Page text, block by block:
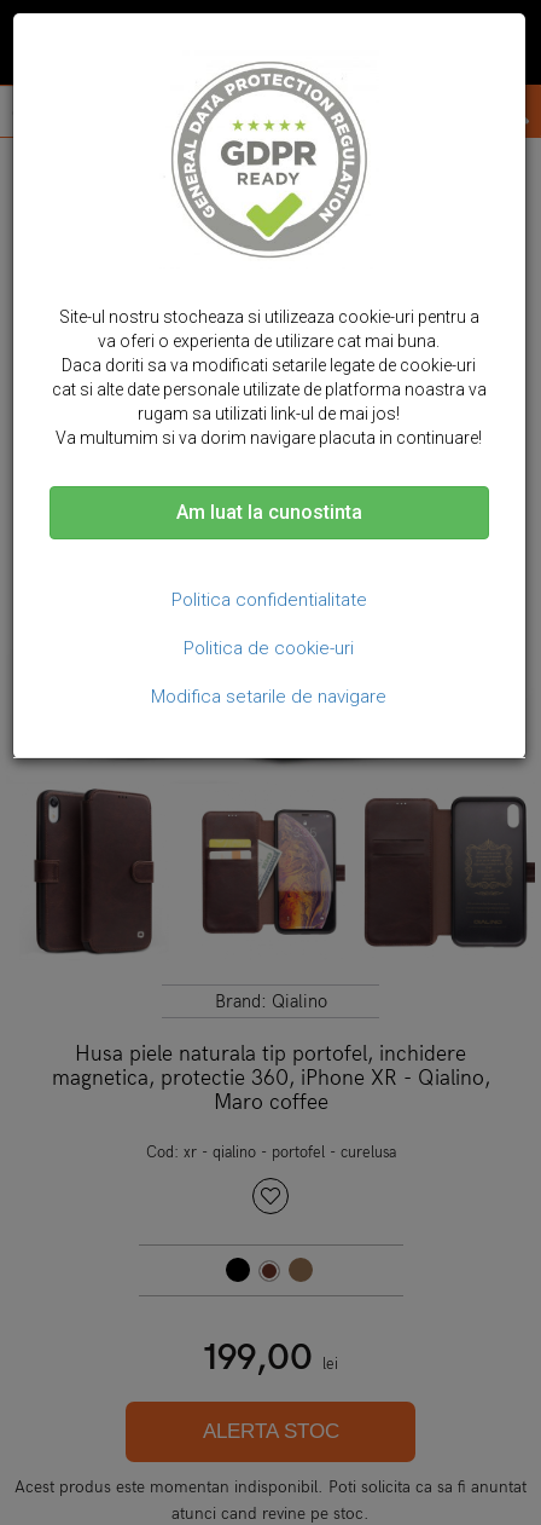
Brand: Qialino
Husa piele naturala tip portofel, inchidere
magnetica, protectie 360, iPhone XR - Qialino,
Maro coffee
Cod: xr - qialino - portofel - curelusa
199,00 lei
ALERTA STOC
Acest produs este momentan indisponibil. Poti solicita ca sa fi anuntat
atunci cand revine pe stoc.
Site-ul nostru stocheaza si utilizeaza cookie-uri pentru a
va oferi o experienta de utilizare cat mai buna.
Daca doriti sa va modificati setarile legate de cookie-uri
cat si alte date personale utilizate de platforma noastra va
rugam sa utilizati link-ul de mai jos!
Va multumim si va dorim navigare placuta in continuare!
Am luat la cunostinta
Politica confidentialitate
Politica de cookie-uri
Modifica setarile de navigare